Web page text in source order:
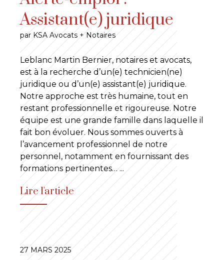
Assistant(e) juridique
par KSA Avocats + Notaires
Leblanc Martin Bernier, notaires et avocats,
est à la recherche d’un(e) technicien(ne)
juridique ou d’un(e) assistant(e) juridique.
Notre approche est très humaine, tout en
restant professionnelle et rigoureuse. Notre
équipe est une grande famille dans laquelle il
fait bon évoluer. Nous sommes ouverts à
l’avancement professionnel de notre
personnel, notamment en fournissant des
formations pertinentes… ...
Lire l'article
27 MARS 2025